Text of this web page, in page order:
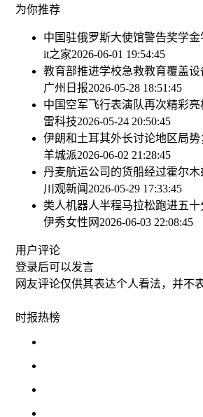
为你推荐
中国驻俄罗斯大使馆警告奖学
it之家2026-06-01 19:54:45
教育部推进学校急救教育覆盖设
广州日报2026-05-28 18:51:45
中国空军飞行表演队再次精彩
雷科技2026-05-24 20:50:45
伊朗和土耳其外长讨论地区局
羊城派2026-06-02 21:28:45
丹麦航运公司的货船经过霍尔木
川观新闻 2026-05-29 17:33:45
类人机器人半程马拉松跑进五
伊秀女性网 2026-06-03 22:08:45
用户评论
登录后可以发言
网友评论仅供其表达个人看法，并不
时报热榜